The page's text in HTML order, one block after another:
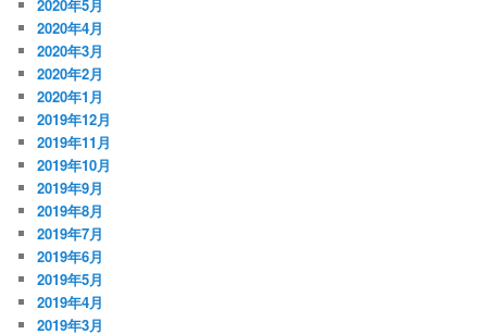
2020年5月
2020年4月
2020年3月
2020年2月
2020年1月
2019年12月
2019年11月
2019年10月
2019年9月
2019年8月
2019年7月
2019年6月
2019年5月
2019年4月
2019年3月